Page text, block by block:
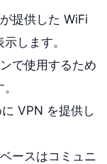
提供した WiFi
します。
で使用するため
VPN を提供し
ースはコミュニ